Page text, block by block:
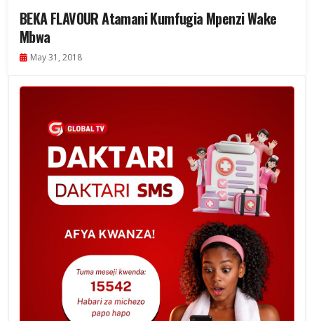
BEKA FLAVOUR Atamani Kumfugia Mpenzi Wake
Mbwa
May 31, 2018